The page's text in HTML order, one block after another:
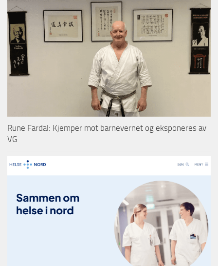
Rune Fardal: Kjemper mot barnevernet og eksponeres av
VG